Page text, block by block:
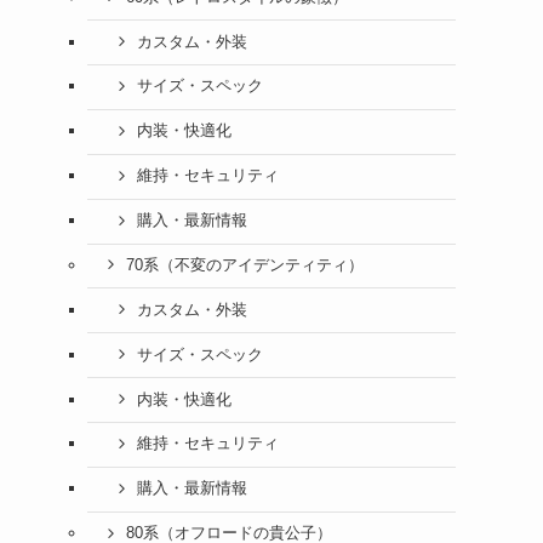
カスタム・外装
サイズ・スペック
内装・快適化
維持・セキュリティ
購入・最新情報
70系（不変のアイデンティティ）
カスタム・外装
サイズ・スペック
内装・快適化
維持・セキュリティ
購入・最新情報
80系（オフロードの貴公子）